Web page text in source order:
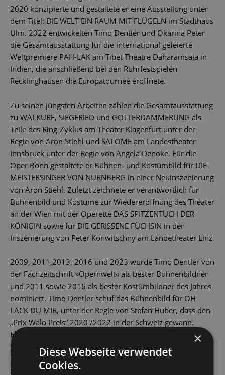
2020 konzipierte und gestaltete er eine Ausstellung unter
dem Titel: DIE WELT EIN RAUM MIT FLÜGELN im Stadthaus
Ulm. 2022 entwickelten Timo Dentler und Okarina Peter
die Gesamtausstattung für die international gefeierte
Weltpremiere PAH-LAK am Tibet Theatre Daharamsala in
Indien, die anschließend bei den Ruhrfestspielen
Recklinghausen die Europatournee eröffnete.
Zu seinen jüngsten Arbeiten zählen die Gesamtausstattung
zu WALKÜRE, SIEGFRIED und GÖTTERDÄMMERUNG als
Teile des Ring-Zyklus am Theater Klagenfurt unter der
Regie von Aron Stiehl und SALOME am Landestheater
Innsbruck unter der Regie von Angela Denoke. Für die
Oper Bonn gestaltete er Bühnen- und Kostümbild für DIE
MEISTERSINGER VON NÜRNBERG in einer Neuinszenierung
von Aron Stiehl. Zuletzt zeichnete er verantwortlich für
Bühnenbild und Kostüme zur Wiedereröffnung des Theater
an der Wien mit der Operette DAS SPITZENTUCH DER
KÖNIGIN sowie für DIE GERISSENE FÜCHSIN in der
Inszenierung von Peter Konwitschny am Landetheater Linz.
2009, 2011,2013, 2016 und 2023 wurde Timo Dentler von
der Fachzeitschrift »Opernwelt« als bester Bühnenbildner
und 2011 sowie 2016 als bester Kostümbildner des Jahres
nominiert. Timo Dentler schuf das Bühnenbild für OH
LÄCK DU MIR, unter der Regie von Stefan Huber, dass den
„Prix Walo Preis“ 2020 /2022 in der Schweiz gewann.
Ebenso entwarf er Bühnen und Kostümbild für die
Uraufführung der Oper BERLIN ALEXANDERPLATZ, die
unlängst von „Der deutschen Bühne“ als bestes
Spartenübergreifendes Format 2023 gekürt und als
×
Diese Webseite verwendet
Cookies.